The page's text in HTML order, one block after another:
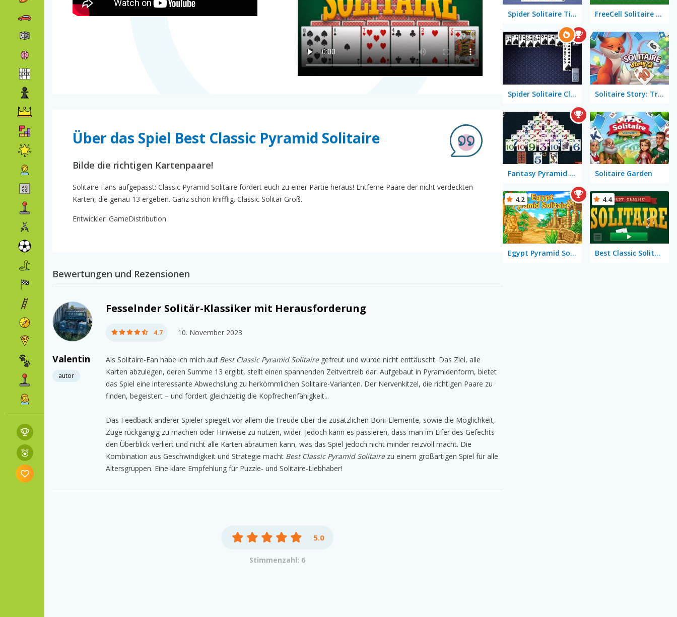
Über das Spiel Best Classic Pyramid Solitaire
Bilde die richtigen Kartenpaare!
Solitaire Fans aufgepasst: Classic Pyramid Solitaire fordert euch zu einer Partie heraus! Entferne Paare der nicht verdeckten
Karten, die genau 13 ergeben. Ganz schön knifflig. Classic Solitär Groß.
Entwickler: GameDistribution
Bewertungen und Rezensionen
Valentin
autor
Fesselnder Solitär-Klassiker mit Herausforderung
4.7 10. November 2023
Als Solitaire-Fan habe ich mich auf Best Classic Pyramid Solitairegefreut und wurde nicht enttäuscht. Das Ziel, alle
Karten abzulegen, deren Summe 13 ergibt, stellt einen spannenden Zeitvertreib dar. Aufgebaut in Pyramidenform, bietet
das Spiel eine interessante Abwechslung zu herkömmlichen Solitaire-Varianten. Der Nervenkitzel, die richtigen Paare zu
finden, begeistert – und fördert gleichzeitig die Kopfrechenfähigkeit...
Das Feedback anderer Spieler spiegelt vor allem die Freude über die zusätzlichen Boni-Elemente, sowie die Möglichkeit,
Züge rückgängig zu machen oder Hinweise zu nutzen, wider. Jedoch kann es passieren, dass man im Eifer des Gefechts
den Überblick verliert und nicht alle Karten abräumen kann, was das Spiel jedoch nicht minder reizvoll macht. Die
Kombination aus Geschwindigkeit und Strategie macht Best Classic Pyramid Solitairezu einem großartigen Spiel für alle
Altersgruppen. Eine klare Empfehlung für Puzzle- und Solitaire-Liebhaber!
5.0
Stimmenzahl: 6
Spider Solitaire Time FreeCell Solitaire Classic
Spider Solitaire Classic Solitaire Story: TriPeaks 2
Fantasy Pyramid Solitaire Solitaire Garden
Egypt Pyramid Solitaire
4.2
Best Classic Solitaire
4.4